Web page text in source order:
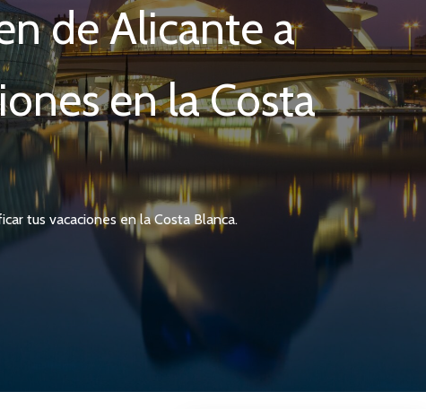
de Alicante a
en la Costa
tus vacaciones en la Costa Blanca.